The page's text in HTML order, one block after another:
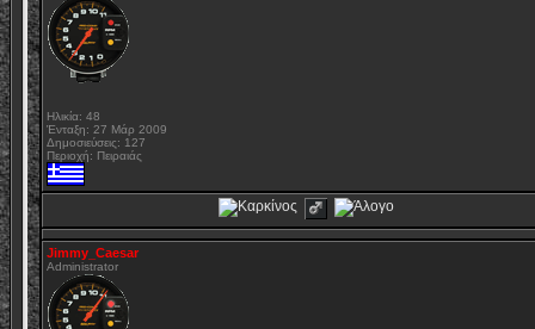
Ηλικία: 48
Ένταξη: 27 Μάρ 2009
Δημοσιεύσεις: 127
Περιοχή: Πειραιάς
Jimmy_Caesar
Administrator